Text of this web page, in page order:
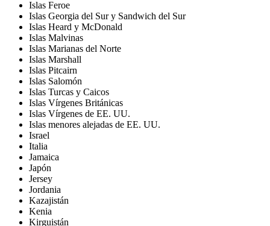
Islas Feroe
Islas Georgia del Sur y Sandwich del Sur
Islas Heard y McDonald
Islas Malvinas
Islas Marianas del Norte
Islas Marshall
Islas Pitcairn
Islas Salomón
Islas Turcas y Caicos
Islas Vírgenes Británicas
Islas Vírgenes de EE. UU.
Islas menores alejadas de EE. UU.
Israel
Italia
Jamaica
Japón
Jersey
Jordania
Kazajistán
Kenia
Kirguistán